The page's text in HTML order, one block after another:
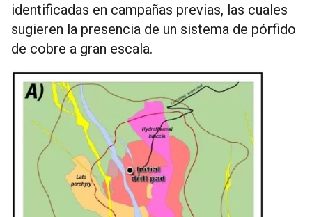
identificadas en campañas previas, las cuales
sugieren la presencia de un sistema de pórfido
de cobre a gran escala.